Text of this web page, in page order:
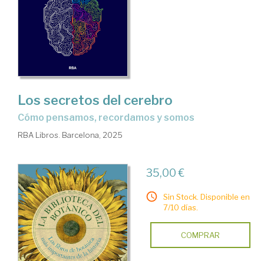
Los secretos del cerebro
Cómo pensamos, recordamos y somos
RBA Libros. Barcelona, 2025
35,00 €
Sin Stock. Disponible en
7/10 días.
COMPRAR